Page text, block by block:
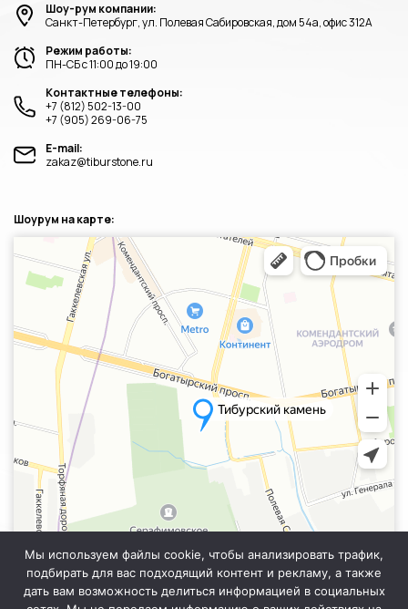
Мы используем файлы cookie, чтобы анализировать трафик,
подбирать для вас подходящий контент и рекламу, а также
дать вам возможность делиться информацией в социальных
Шоу-рум компании:
Санкт-Петербург, ул. Полевая Сабировская, дом 54а, офис 312А
Режим работы:
ПН-СБ с 11:00 до 19:00
Контактные телефоны:
+7 (812) 502-13-00
+7 (905) 269-06-75
E-mail:
zakaz@tiburstone.ru
Шоурум на карте:
Санкт‑Петербург
Яндекс.Карты — транспорт, навигация, поиск мест